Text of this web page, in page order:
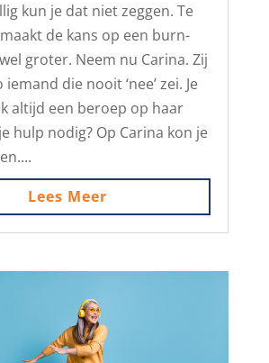
kun je dat niet zeggen. Te
de kans op een burn-
groter. Neem nu Carina. Zij
die nooit ‘nee’ zei. Je
altijd een beroep op haar
hulp nodig? Op Carina kon je
Lees Meer